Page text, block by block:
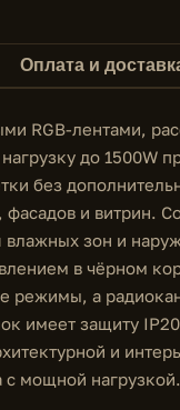
Оплата и
RGB-лентами,
до 1500W
без
и витрин.
влажных зон и
в чёрном
режимы, а
имеет защиту IP20
и
с мощной нагрузкой.